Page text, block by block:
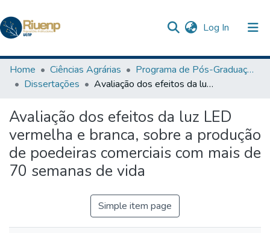
Log In (current)
Communities & Collections
Browse DSpace
Statistics
The Repository
Home Ciências Agrárias
Programa de Pós-Graduação em Agronomia
Dissertações
Avaliação dos efeitos da luz LED vermelha e branca, sobre a produção de poedeiras comerciais com mais de 70 semanas de vida
Avaliação dos efeitos da luz LED
vermelha e branca, sobre a produção
de poedeiras comerciais com mais de
70 semanas de vida
Simple item page